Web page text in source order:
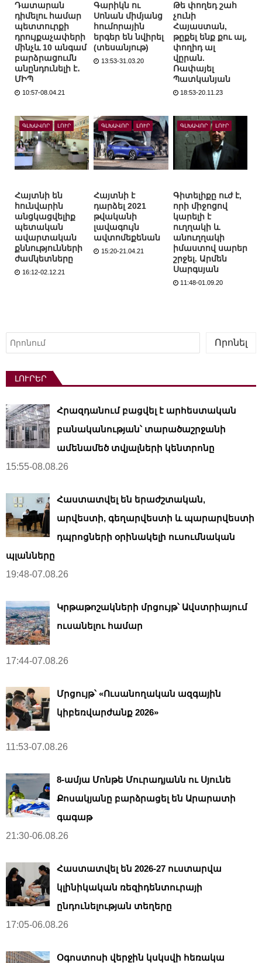
Դատարան
դիմելու համար
պետտուրքի
դրույքաչափերի
մինչև 10 անգամ
բարձրացումն
անընդունելի է․
ՄԻՊ
10:57-08.04.21
Գարիկն ու
Սոնան միմյանց
հումորային
երգեր են նվիրել
(տեսանյութ)
13:53-31.03.20
Թե փողեդ շահ
չունի
Հայաստան,
թըքել ենք քու ալ,
փողիդ ալ
վըրան.
Ռափայել
Պատկանյան
18:53-20.11.23
ԳԼԽԱՎՈՐ ԼՈՒՐ
Հայտնի են
հունվարին
անցկացվելիք
պետական
ավարտական
քննությունների
ժամկետները
16:12-02.12.21
ԳԼԽԱՎՈՐ ԼՈՒՐ
Հայտնի է
դարձել 2021
թվականի
լավագույն
ավտոմեքենան
15:20-21.04.21
ԳԼԽԱՎՈՐ ԼՈՒՐ
Գիտելիքը ուժ է,
որի միջոցով
կարելի է
ուղղակի և
անուղղակի
իմաստով սարեր
շրջել. Արմեն
Սարգսյան
11:48-01.09.20
Որոնել
Որոնել
ԼՈՒՐԵՐ
Հրազդանում բացվել է արհեստական ​​
բանականության՝ տարածաշրջանի
ամենամեծ տվյալների կենտրոնը
15:55-08.08.26
Հաստատվել են երաժշտական,
արվեստի, գեղարվեստի և պարարվեստի
դպրոցների օրինակելի ուսումնական
պլանները
19:48-07.08.26
Կրթաթոշակների մրցույթ՝ Ավստրիայում
ուսանելու համար
17:44-07.08.26
Մրցույթ՝ «Ուսանողական ազգային
կիբեռվարժանք 2026»
11:53-07.08.26
8-ամյա Մոնթե Մուրադյանն ու Սյունե
Քոսակյանը բարձրացել են Արարատի
գագաթ
21:30-06.08.26
Հաստատվել են 2026-27 ուստարվա
կլինիկական ռեզիդենտուրայի
ընդունելության տեղերը
17:05-06.08.26
Օգոստոսի վերջին կսկսվի հեռակա